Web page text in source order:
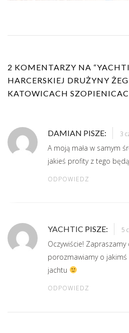
2 KOMENTARZY NA “
HARCERSKIEJ DRUŻYNY
KATOWICACH
DAMIAN PISZE: 3
A moją mała w samym
jakieś profity z tego
ODPOWIEDZ
YACHTIC PISZE: 5
Oczywiście!
porozmawiamy o
jachtu
ODPOWIEDZ